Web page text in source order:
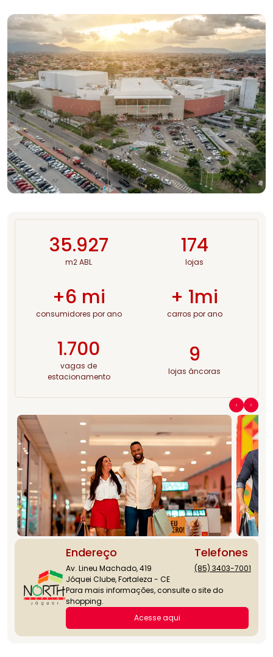
35.927
m2 ABL
174
lojas
+6 mi
consumidores por ano
+ 1mi
carros por ano
1.700
vagas de
estacionamento
9
lojas âncoras
Endereço
Av. Lineu Machado, 419
Jóquei Clube, Fortaleza - CE
Telefones
(85) 3403-7001
Para mais informações, consulte o site do
shopping.
Acesse aqui